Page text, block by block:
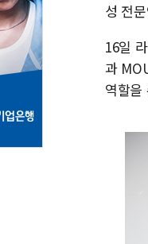
성 전
16일
과
역할을